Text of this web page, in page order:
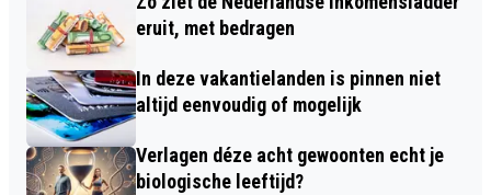
eruit, met bedragen
In deze vakantielanden is pinnen niet
altijd eenvoudig of mogelijk
Verlagen déze acht gewoonten echt je
biologische leeftijd?